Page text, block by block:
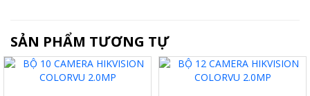
SẢN PHẨM TƯƠNG TỰ